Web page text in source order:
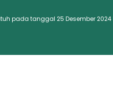
pada tanggal 25 Desember